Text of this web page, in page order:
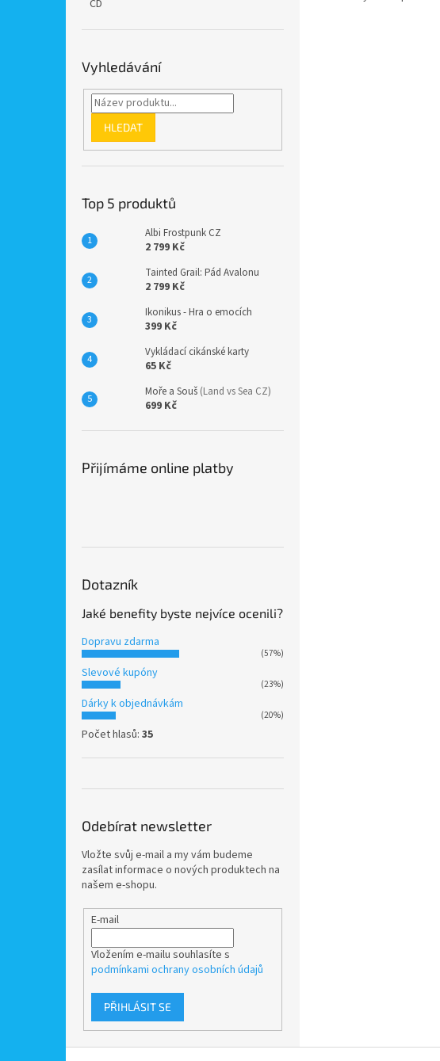
CD
Vyhledávání
HLEDAT
Top 5 produktů
Albi Frostpunk CZ
2 799 Kč
Tainted Grail: Pád Avalonu
2 799 Kč
Ikonikus - Hra o emocích
399 Kč
Vykládací cikánské karty
65 Kč
Moře a Souš (Land vs Sea CZ)
699 Kč
Přijímáme online platby
Dotazník
Jaké benefity byste nejvíce ocenili?
Dopravu zdarma
(57%)
Slevové kupóny
(23%)
Dárky k objednávkám
(20%)
Počet hlasů: 35
Odebírat newsletter
Vložte svůj e-mail a my vám budeme
zasílat informace o nových produktech na
našem e-shopu.
E-mail
Vložením e-mailu souhlasíte s
podmínkami ochrany osobních údajů
PŘIHLÁSIT SE